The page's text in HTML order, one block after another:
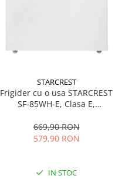
STARCREST
Frigider cu o usa STARCREST
SF-85WH-E, Clasa E,
interioara, Compartiment
gheata, H 82 cm, Alb
669,90 RON
579,90 RON
IN STOC